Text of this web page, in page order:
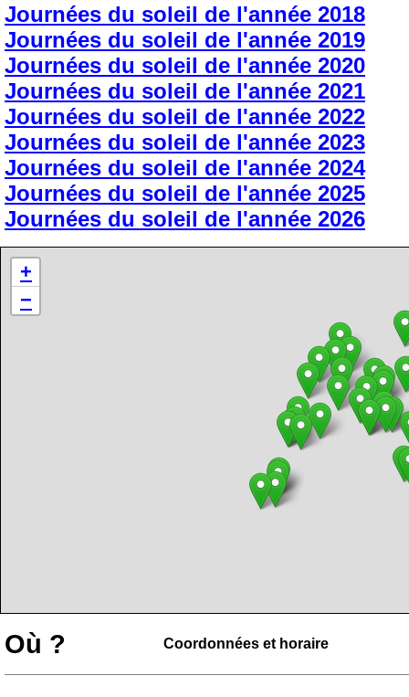
Journées du soleil de l'année 2018
Journées du soleil de l'année 2019
Journées du soleil de l'année 2020
Journées du soleil de l'année 2021
Journées du soleil de l'année 2022
Journées du soleil de l'année 2023
Journées du soleil de l'année 2024
Journées du soleil de l'année 2025
Journées du soleil de l'année 2026
+
−
Où ? Coordonnées et horaire